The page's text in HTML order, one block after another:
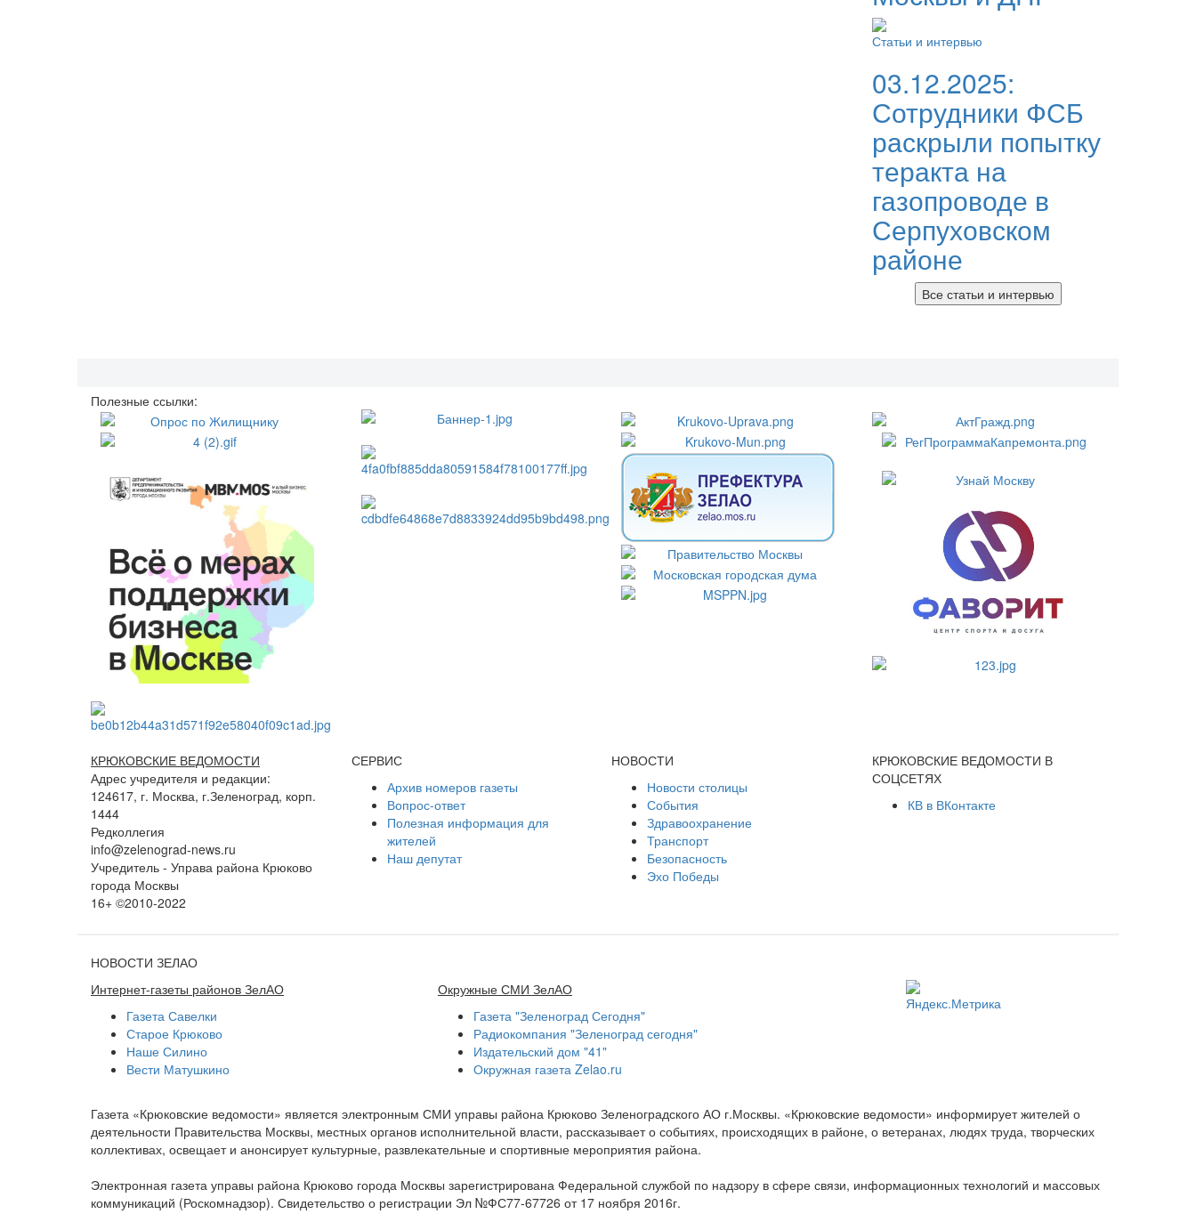
Статьи и интервью
03.12.2025:
Сотрудники ФСБ
раскрыли попытку
теракта на
газопроводе в
Серпуховском
районе
Все статьи и интервью
Полезные ссылки:
КРЮКОВСКИЕ ВЕДОМОСТИ
Адрес учредителя и редакции:
124617, г. Москва, г.Зеленоград, корп.
1444
Редколлегия
info@zelenograd-news.ru
Учредитель - Управа района Крюково
города Москвы
16+ ©2010-2022
СЕРВИС
Архив номеров газеты
Вопрос-ответ
Полезная информация для
жителей
Наш депутат
НОВОСТИ
Новости столицы
События
Здравоохранение
Транспорт
Безопасность
Эхо Победы
КРЮКОВСКИЕ ВЕДОМОСТИ В
СОЦСЕТЯХ
КВ в ВКонтакте
НОВОСТИ ЗЕЛАО
Интернет-газеты районов ЗелАО
Газета Савелки
Старое Крюково
Наше Силино
Вести Матушкино
Окружные СМИ ЗелАО
Газета "Зеленоград Сегодня"
Радиокомпания "Зеленоград сегодня"
Издательский дом "41"
Окружная газета Zelao.ru
Газета «Крюковские ведомости» является электронным СМИ управы района Крюково Зеленоградского АО г.Москвы. «Крюковские ведомости» информирует жителей о
деятельности Правительства Москвы, местных органов исполнительной власти, рассказывает о событиях, происходящих в районе, о ветеранах, людях труда, творческих
коллективах, освещает и анонсирует культурные, развлекательные и спортивные мероприятия района.
Электронная газета управы района Крюково города Москвы зарегистрирована Федеральной службой по надзору в сфере связи, информационных технологий и массовых
коммуникаций (Роскомнадзор). Свидетельство о регистрации Эл №ФС77-67726 от 17 ноября 2016г.